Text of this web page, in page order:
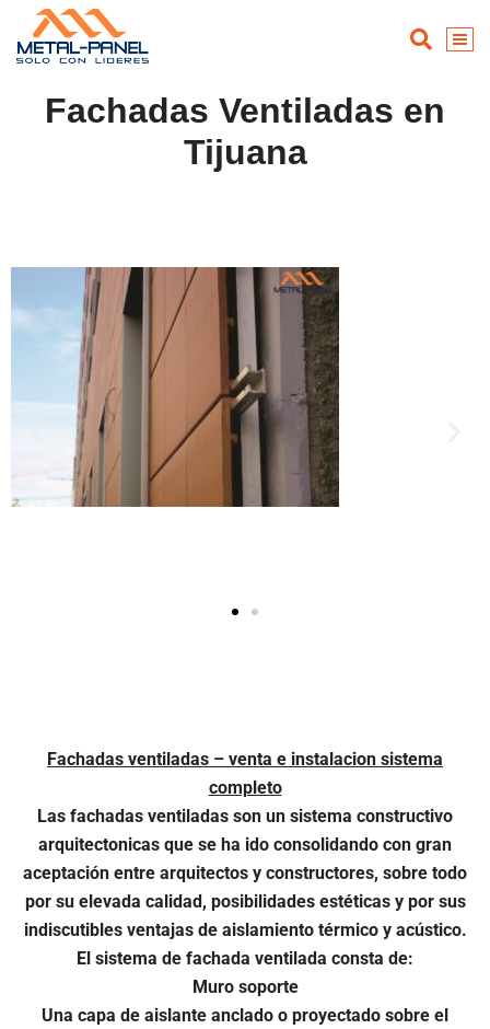
Fachadas Ventiladas en
Tijuana
Fachadas ventiladas – venta e instalacion sistema
completo
Las fachadas ventiladas son un sistema constructivo
arquitectonicas que se ha ido consolidando con gran
aceptación entre arquitectos y constructores, sobre todo
por su elevada calidad, posibilidades estéticas y por sus
indiscutibles ventajas de aislamiento térmico y acústico.
El sistema de fachada ventilada consta de:
Muro soporte
Una capa de aislante anclado o proyectado sobre el